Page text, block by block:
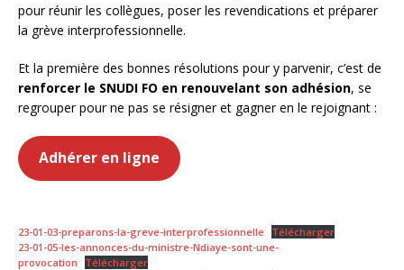
pour réunir les collègues, poser les revendications et préparer
la grève interprofessionnelle.
Et la première des bonnes résolutions pour y parvenir, c’est de
renforcer le SNUDI FO en renouvelant son adhésion, se
regrouper pour ne pas se résigner et gagner en le rejoignant :
Adhérer en ligne
23-01-03-preparons-la-greve-interprofessionnelle Télécharger
23-01-05-les-annonces-du-ministre-Ndiaye-sont-une-
provocation
Télécharger